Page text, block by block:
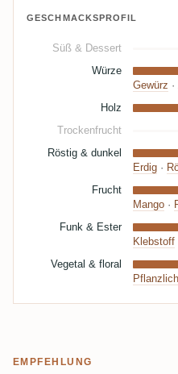
GESCHMACKSPROFIL
Süß & Dessert
Würze
Gewürz ·
Holz
Trockenfrucht
Röstig & dunkel
Erdig ·
Frucht
Mango ·
Funk & Ester
Klebstoff
Vegetal & floral
Pflanzlich
EMPFEHLUNG